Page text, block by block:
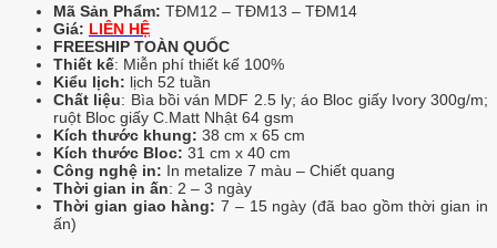
Mã Sản Phẩm: TĐM12 – TĐM13 – TĐM14
Giá: LIÊN HỆ
FREESHIP TOÀN QUỐC
Thiết kế: Miễn phí thiết kế 100%
Kiểu lịch: lịch 52 tuần
Chất liệu: Bìa bồi ván MDF 2.5 ly; áo Bloc giấy Ivory 300g/m;
ruột Bloc giấy C.Matt Nhật 64 gsm
Kích thước khung: 38 cm x 65 cm
Kích thước Bloc: 31 cm x 40 cm
Công nghệ in: In metalize 7 màu – Chiết quang
Thời gian in ấn: 2 – 3 ngày
Thời gian giao hàng: 7 – 15 ngày (đã bao gồm thời gian in
ấn)